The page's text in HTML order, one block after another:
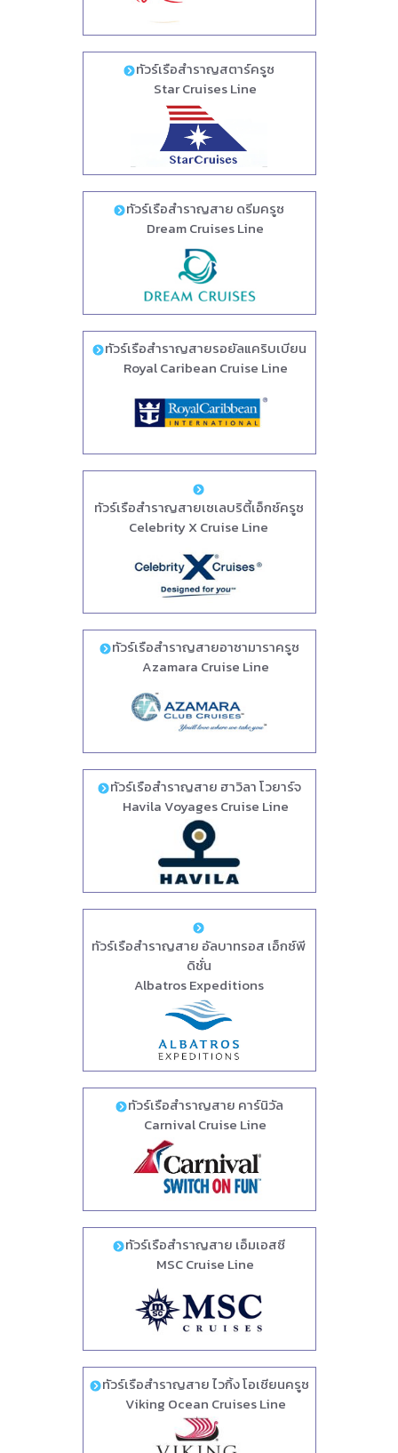
ทัวร์เรือสำราญสตาร์ครูซ
Star Cruises Line
ทัวร์เรือสำราญสาย ดรีมครูซ
Dream Cruises Line
ทัวร์เรือสำราญสายรอยัลแคริบเบียน
Royal Caribean Cruise Line
ทัวร์เรือสำราญสายเซเลบริตี้เอ็กซ์ครูซ
Celebrity X Cruise Line
ทัวร์เรือสำราญสายอาซามาราครูซ
Azamara Cruise Line
ทัวร์เรือสำราญสาย ฮาวิลา โวยาร์จ
Havila Voyages Cruise Line
ทัวร์เรือสำราญสาย อัลบาทรอส เอ็กซ์พี
ดิชั่น
Albatros Expeditions
ทัวร์เรือสำราญสาย คาร์นิวัล
Carnival Cruise Line
ทัวร์เรือสำราญสาย เอ็มเอสซี
MSC Cruise Line
ทัวร์เรือสำราญสาย ไวกิ้ง โอเชียนครูซ
Viking Ocean Cruises Line